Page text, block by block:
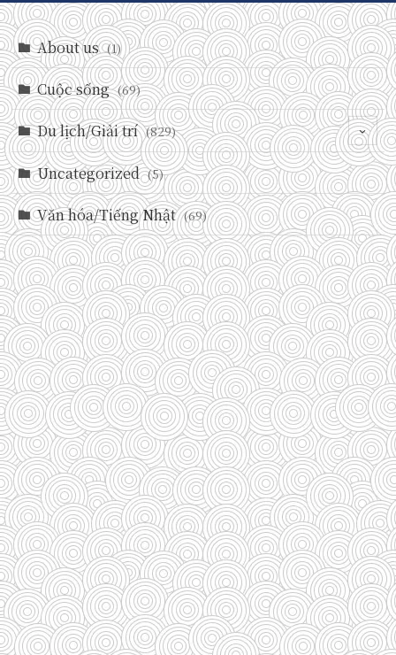
About us (1)
Cuộc sống (69)
Du lịch/Giải trí (829)
(146)
(71)
(237)
(588)
(29)
(27)
(110)
(185)
(29)
(128)
(33)
(33)
(35)
Uncategorized (5)
Văn hóa/Tiếng Nhật (69)